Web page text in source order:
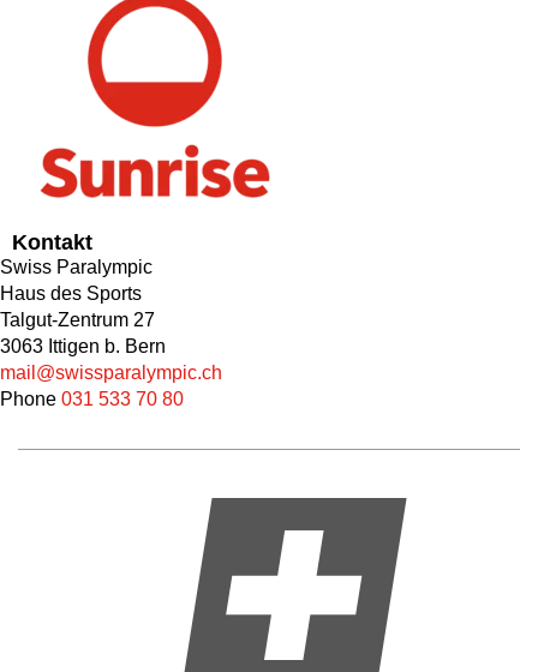
Kontakt
Swiss Paralympic
Haus des Sports
Talgut-Zentrum 27
3063 Ittigen b. Bern
mail@swissparalympic.ch
Phone 031 533 70 80